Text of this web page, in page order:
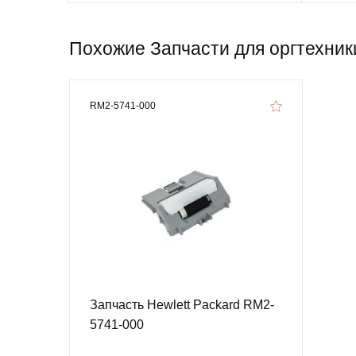
Похожие Запчасти для
RM2-5741-000
Запчасть Hewlett Packard RM2-
5741-000